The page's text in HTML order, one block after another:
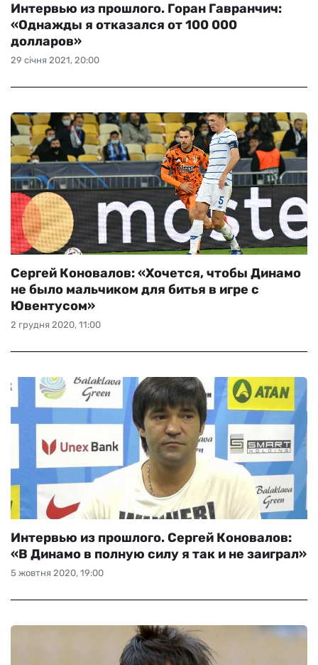
29 січня 2021, 20:00
Интервью из прошлого. Горан Гавранчич:
«Однажды я отказался от 100 000
долларов»
2 грудня 2020, 11:00
Сергей Коновалов: «Хочется, чтобы Динамо
не было мальчиком для битья в игре с
Ювентусом»
5 жовтня 2020, 19:00
Интервью из прошлого. Сергей Коновалов:
«В Динамо в полную силу я так и не заиграл»